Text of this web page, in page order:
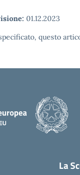
01.12.2023
questo
La